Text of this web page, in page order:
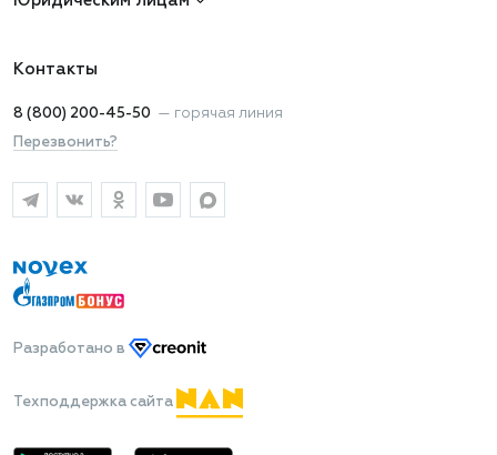
Контакты
8 (800) 200-45-50 — горячая линия
Перезвонить?
Разработано в
Техподдержка сайта